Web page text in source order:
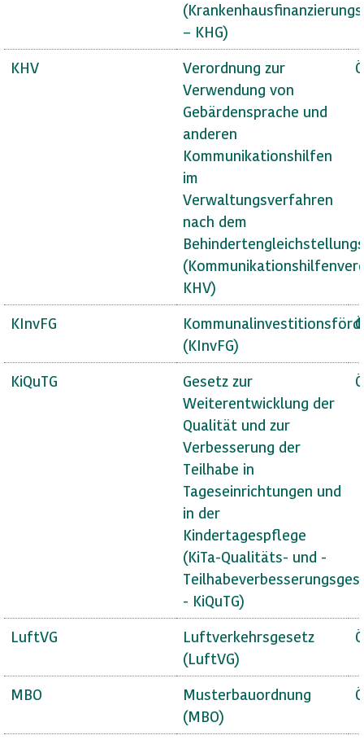
– KHG)
KHV
Verordnung zur
Verwendung von
Gebärdensprache und
anderen
Kommunikationshilfen
im
Verwaltungsverfahren
nach dem
KHV)
KInvFG
(KInvFG)
KiQuTG
Gesetz zur
Weiterentwicklung der
Qualität und zur
Verbesserung der
Teilhabe in
Tageseinrichtungen und
in der
Kindertagespflege
(KiTa-Qualitäts- und -
- KiQuTG)
LuftVG
Luftverkehrsgesetz
(LuftVG)
MBO
Musterbauordnung
(MBO)